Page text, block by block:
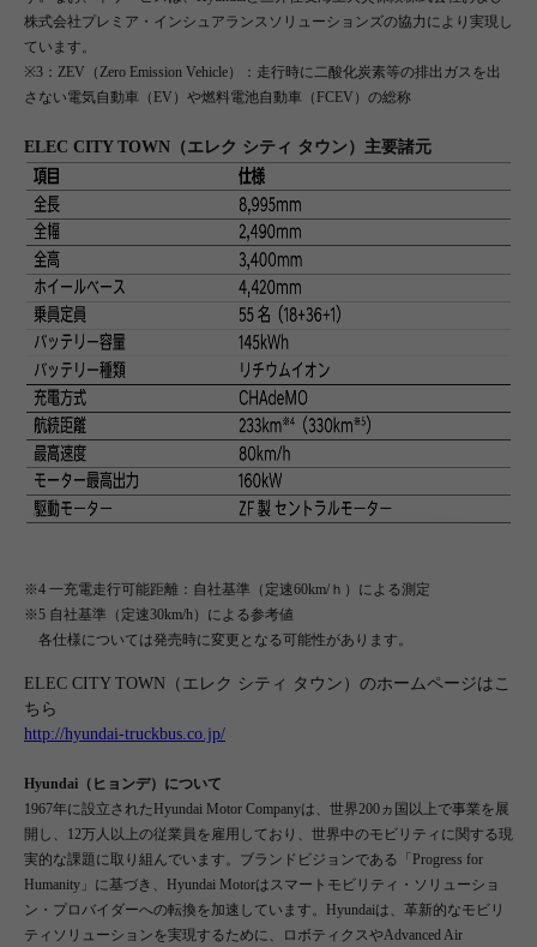
株式会社プレミア・インシュアランスソリューションズの協力により実現し
ています。
※3：ZEV（Zero Emission Vehicle）：走行時に⼆酸化炭素等の排出ガスを出
さない電気自動車（EV）や燃料電池自動車（FCEV）の総称
ELEC CITY TOWN（エレク シティ タウン）主要諸元
※4 一充電走行可能距離：自社基準（定速60km/ｈ）による測定
※5 自社基準（定速30km/h）による参考値
各仕様については発売時に変更となる可能性があります。
ELEC CITY TOWN（エレク シティ タウン）のホームページはこ
ちら
http://hyundai-truckbus.co.jp/
Hyundai（ヒョンデ）について
1967年に設立されたHyundai Motor Companyは、世界200ヵ国以上で事業を展
開し、12万人以上の従業員を雇用しており、世界中のモビリティに関する現
実的な課題に取り組んでいます。ブランドビジョンである「Progress for
Humanity」に基づき、Hyundai Motorはスマートモビリティ・ソリューショ
ン・プロバイダーへの転換を加速しています。Hyundaiは、革新的なモビリ
ティソリューションを実現するために、ロボティクスやAdvanced Air